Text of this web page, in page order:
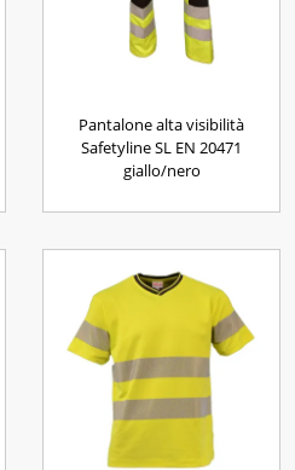
Pantalone alta visibilità
Safetyline SL EN 20471
giallo/nero